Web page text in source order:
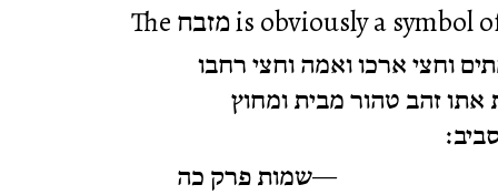
וחצי ארכו ואמה וחצי רחבו
אתו זהב טהור מבית ומחוץ
שמות פרק כה